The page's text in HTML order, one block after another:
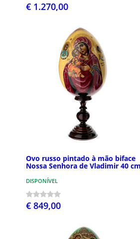
€ 1.270,00
Ovo russo pintado à mão biface
Nossa Senhora de Vladimir 40 cm
DISPONÍVEL
€ 849,00